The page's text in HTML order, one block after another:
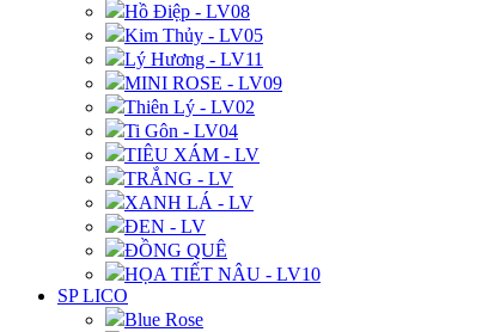
Hồ Điệp - LV08
Kim Thủy - LV05
Lý Hương - LV11
MINI ROSE - LV09
Thiên Lý - LV02
Ti Gôn - LV04
TIÊU XÁM - LV
TRẮNG - LV
XANH LÁ - LV
ĐEN - LV
ĐỒNG QUÊ
HỌA TIẾT NÂU - LV10
SP LICO
Blue Rose